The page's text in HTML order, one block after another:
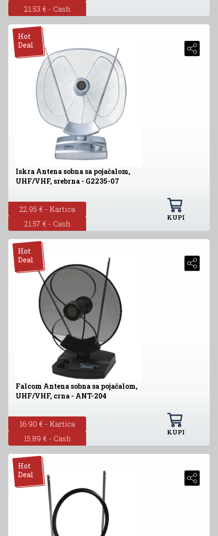
21.53 € - Cash
Hot
Deal
Iskra Antena sobna sa pojačalom,
UHF/VHF, srebrna - G2235-07
22.95 € - Kartica
21.57 € - Cash
KUPI
Hot
Deal
Falcom Antena sobna sa pojačalom,
UHF/VHF, crna - ANT-204
16.90 € - Kartica
15.89 € - Cash
KUPI
Hot
Deal